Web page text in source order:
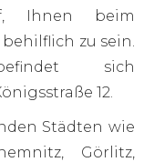
Ihnen beim
zu sein.
sich
12.
Städten wie
Görlitz,